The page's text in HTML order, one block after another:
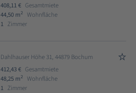
408,11 € Gesamtmiete
44,50 m2
Wohnfläche
1 Zimmer
Dahlhauser Höhe 31, 44879 Bochum
412,43 € Gesamtmiete
48,25 m2
Wohnfläche
1 Zimmer